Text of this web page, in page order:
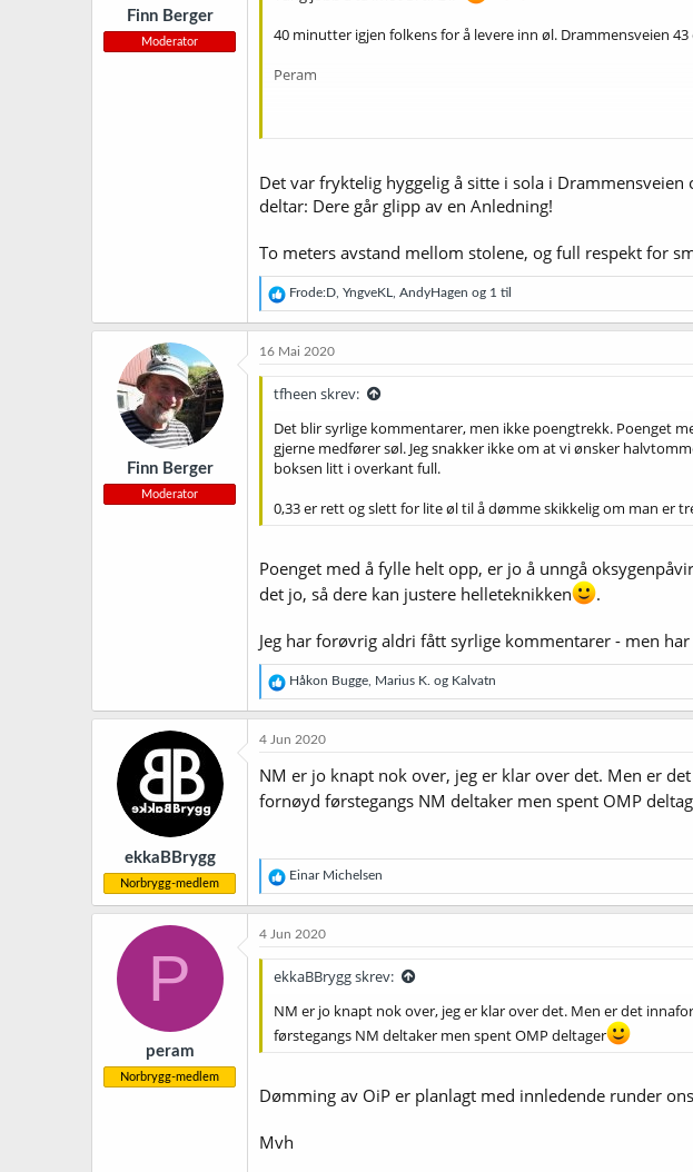
Finn Berger
Moderator
40 minutter igjen folkens for å levere inn øl. Drammensveien 43
Peram
Det var fryktelig hyggelig å sitte i sola i
deltar: Dere går glipp av en Anledning!
To meters avstand mellom stolene, og full respekt for
R
e
a
k
j
o
e
r
:
Frode:D YngveKL AndyHagen og 1 til
Finn Berger
Moderator
16 Mai 2020
tfheen skrev:
Det blir syrlige kommentarer, men ikke poengtrekk. Poenget
gjerne medfører søl. Jeg snakker ikke om at vi ønsker
boksen litt i overkant full.
0,33 er rett og slett for lite øl til å dømme skikkelig om man er
Poenget med å fylle helt opp, er jo å unngå
det jo, så dere kan justere helleteknikken
.
Jeg har forøvrig aldri fått syrlige kommentarer - men
R
e
a
o
n
:
Håkon Bugge Marius K. og Kalvatn
ekkaBBrygg
Norbrygg-medlem
4 Jun 2020
NM er jo knapt nok over, jeg er klar over det. Men er
fornøyd førstegangs NM deltaker men spent OMP
R
e
a
j
o
e
r
Einar Michelsen
P
peram
Norbrygg-medlem
4 Jun 2020
ekkaBBrygg skrev:
NM er jo knapt nok over, jeg er klar over det. Men er det
førstegangs NM deltaker men spent OMP deltager
Dømming av OiP er planlagt med innledende runder
Mvh